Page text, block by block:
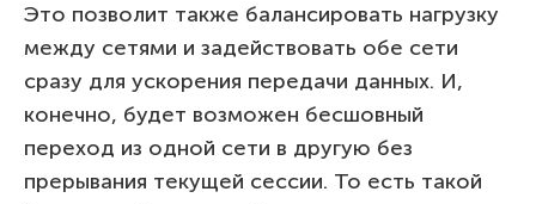
Это позволит также балансировать нагрузку
между сетями и задействовать обе сети
сразу для ускорения передачи данных. И,
конечно, будет возможен бесшовный
переход из одной сети в другую без
прерывания текущей сессии. То есть такой